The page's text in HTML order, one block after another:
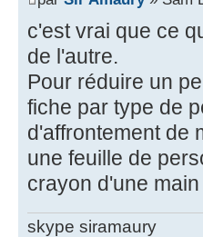
c'est vrai que ce
de l'autre.
Pour réduire un
fiche par type de
d'affrontement de
une feuille de
crayon d'une
skype siramaury